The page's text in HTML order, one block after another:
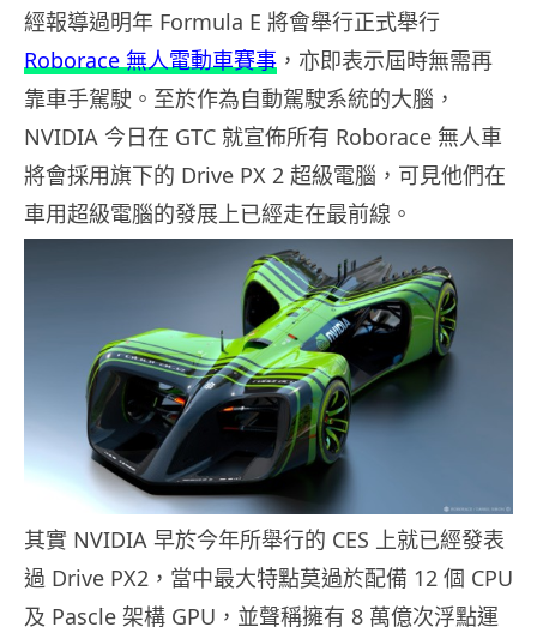
經報導過明年 Formula E 將會舉行正式舉行
Roborace 無人電動車賽事 ，亦即表示屆時無需再
靠車手駕駛。至於作為自動駕駛系統的大腦，
NVIDIA 今日在 GTC 就宣佈所有 Roborace 無人車
將會採用旗下的 Drive PX 2 超級電腦，可見他們在
車用超級電腦的發展上已經走在最前線。
其實 NVIDIA 早於今年所舉行的 CES 上就已經發表
過 Drive PX2，當中最大特點莫過於配備 12 個 CPU
及 Pascle 架構 GPU，並聲稱擁有 8 萬億次浮點運